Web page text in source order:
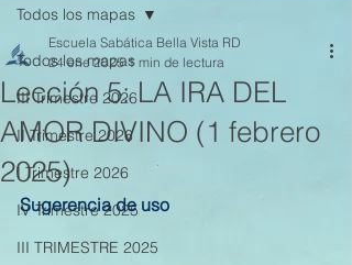
Todos los mapas
III Trimestre 2026
II Trimestre 2026
I Trimestre 2026
IV Trimestre 2025
III TRIMESTRE 2025
Todos los mapas
Lección 5: LA IRA DEL
AMOR DIVINO (1 febrero
2025)
Escuela Sabática Bella Vista RD
24 ene 2025 1 min de lectura
Sugerencia de uso